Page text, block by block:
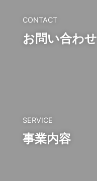
CONTACT
お問い合わせ
SERVICE
事業内容